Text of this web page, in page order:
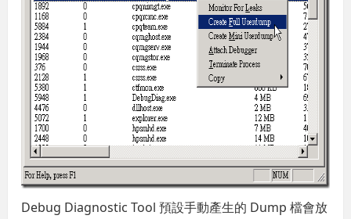
Debug Diagnostic Tool 預設手動產生的 Dump 檔會放